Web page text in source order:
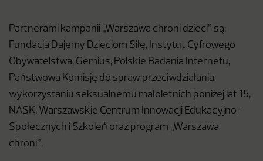
Partnerami kampanii „Warszawa chroni dzieci” są:
Fundacja Dajemy Dzieciom Siłę, Instytut Cyfrowego
Obywatelstwa, Gemius, Polskie Badania Internetu,
Państwową Komisję do spraw przeciwdziałania
wykorzystaniu seksualnemu małoletnich poniżej lat 15,
NASK, Warszawskie Centrum Innowacji Edukacyjno-
Społecznych i Szkoleń oraz program „Warszawa
chroni”.